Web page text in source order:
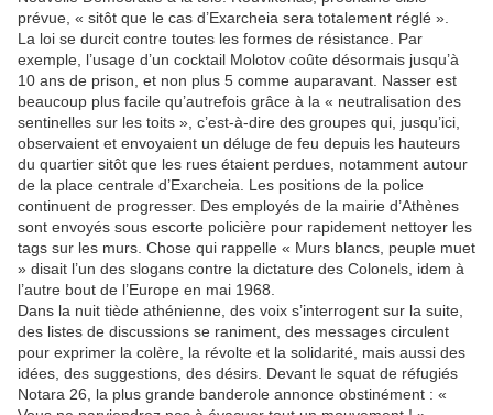
prévue, « sitôt que le cas d’Exarcheia sera totalement réglé ».
La loi se durcit contre toutes les formes de résistance. Par
exemple, l’usage d’un cocktail Molotov coûte désormais jusqu’à
10 ans de prison, et non plus 5 comme auparavant. Nasser est
beaucoup plus facile qu’autrefois grâce à la « neutralisation des
sentinelles sur les toits », c’est-à-dire des groupes qui, jusqu’ici,
observaient et envoyaient un déluge de feu depuis les hauteurs
du quartier sitôt que les rues étaient perdues, notamment autour
de la place centrale d’Exarcheia. Les positions de la police
continuent de progresser. Des employés de la mairie d’Athènes
sont envoyés sous escorte policière pour rapidement nettoyer les
tags sur les murs. Chose qui rappelle « Murs blancs, peuple muet
» disait l’un des slogans contre la dictature des Colonels, idem à
l’autre bout de l’Europe en mai 1968.
Dans la nuit tiède athénienne, des voix s’interrogent sur la suite,
des listes de discussions se raniment, des messages circulent
pour exprimer la colère, la révolte et la solidarité, mais aussi des
idées, des suggestions, des désirs. Devant le squat de réfugiés
Notara 26, la plus grande banderole annonce obstinément : «